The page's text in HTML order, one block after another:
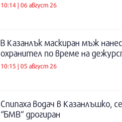
10:14 | 06 август 26
В Казанлък маскиран мъж
охранител по време на
10:15 | 05 август 26
Спипаха водач в Казанлъшко,
“БМВ“ дрогиран